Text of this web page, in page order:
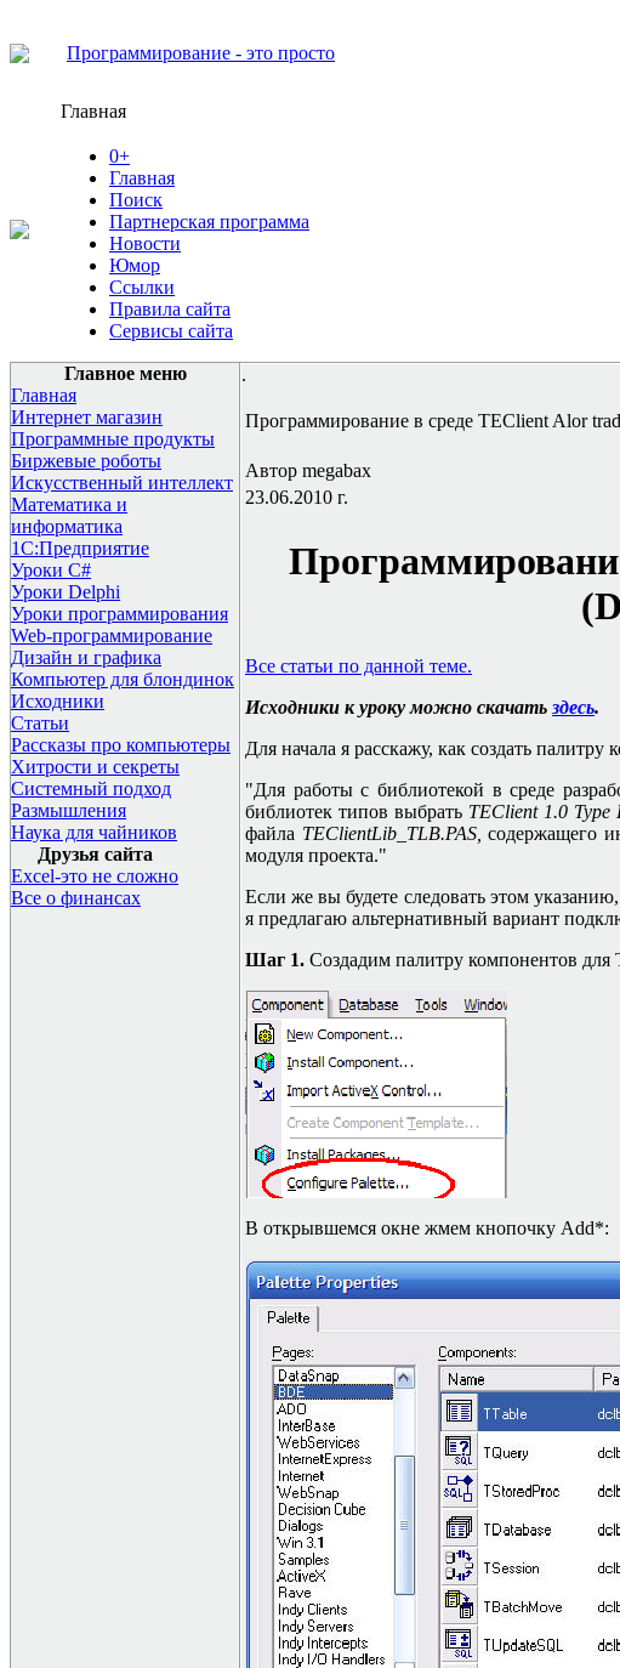
Программирование - это просто
Главная
0+
Главная
Поиск
Партнерская программа
Новости
Юмор
Ссылки
Правила сайта
Сервисы сайта
Главное меню
Главная
Интернет магазин
Программные продукты
Биржевые роботы
Искусственный интеллект
Математика и
информатика
1С:Предприятие
Уроки C#
Уроки Delphi
Уроки программирования
Web-программирование
Дизайн и графика
Компьютер для блондинок
Исходники
Статьи
Рассказы про компьютеры
Хитрости и секреты
Системный подход
Размышления
Наука для чайников
Друзья сайта
Excel-это не сложно
Все о финансах
.
Программирование в среде TEClient Alor
Автор megabax
23.06.2010 г.
(
Все статьи по данной теме.
Исходники к уроку можно скачать здесь.
Для начала я расскажу, как создать палитру
"Для работы с библиотекой в среде
библиотек типов выбрать TEClient 1.0 Type
файла TEClientLib_ TLB.PAS, содержащего
модуля проекта."
Если же вы будете следовать этом
я предлагаю альтернативный вариант
Шаг 1. Создадим палитру компонентов для
В открывшемся окне жмем кнопочку Add*: